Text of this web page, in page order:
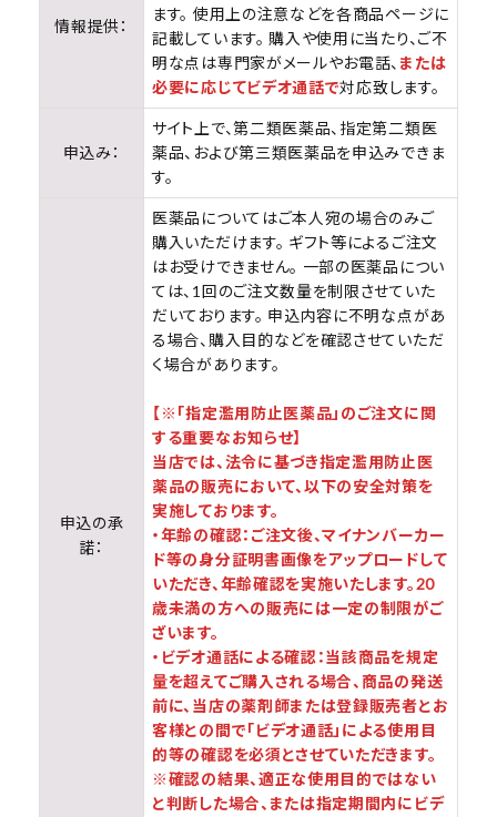
情報提供：
ます。 使用上の注意などを各商品ページに
記載しています。 購入や使用に当たり、ご不
明な点は専門家がメールやお電話、 または
必要に応じてビデオ通話で対応致します。
申込み：
サイト上で、第二類医薬品、指定第二類医
薬品、および第三類医薬品を申込みできま
す。
申込の承
諾：
医薬品についてはご本人宛の場合のみご
購入いただけます。 ギフト等によるご注文
はお受けできません。 一部の医薬品につい
ては、1回のご注文数量を制限させていた
だいております。 申込内容に不明な点があ
る場合、購入目的などを確認させていただ
く場合があります。
【※「指定濫用防止医薬品」のご注文に関
する重要なお知らせ】
当店では、法令に基づき指定濫用防止医
薬品の販売において、以下の安全対策を
実施しております。
・年齢の確認：ご注文後、マイナンバーカー
ド等の身分証明書画像をアップロードして
いただき、年齢確認を実施いたします。20
歳未満の方への販売には一定の制限がご
ざいます。
・ビデオ通話による確認：当該商品を規定
量を超えてご購入される場合、商品の発送
前に、当店の薬剤師または登録販売者とお
客様との間で「ビデオ通話」による使用目
的等の確認を必須とさせていただきます。
※確認の結果、適正な使用目的ではない
と判断した場合、または指定期間内にビデ